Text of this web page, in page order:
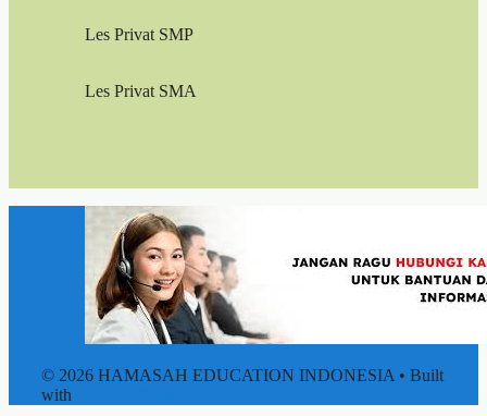
Les Privat SMP
Les Privat SMA
© 2026 HAMASAH EDUCATION INDONESIA• Built
with